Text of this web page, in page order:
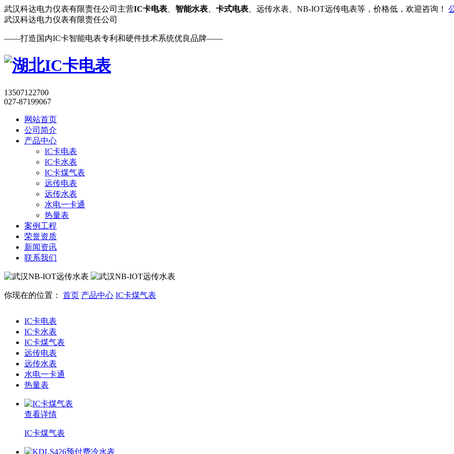
武汉科达电力仪表有限责任公司主营IC卡电表 智能水表 卡式电表 、远传水表、NB-IOT远传电表等，价格低，欢迎咨询！
武汉科达电力仪表有限责任公司
——打造国内IC卡智能电表专利和硬件技术系统优良品牌——
13507122700
027-87199067
网站首页
公司简介
产品中心
IC卡电表
IC卡水表
IC卡煤气表
远传电表
远传水表
水电一卡通
热量表
案例工程
荣誉资质
新闻资讯
联系我们
你现在的位置： 首页 产品中心 IC卡煤气表
IC卡电表
IC卡水表
IC卡煤气表
远传电表
远传水表
水电一卡通
热量表
查看详情
IC卡煤气表